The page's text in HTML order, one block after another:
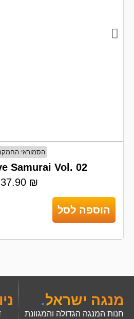
הסמוראי
Samurai Vol. 02
37.90 ₪
הוספה לסל
מנגה ישראל.
חנות המנגה הגדולה והמגוונת